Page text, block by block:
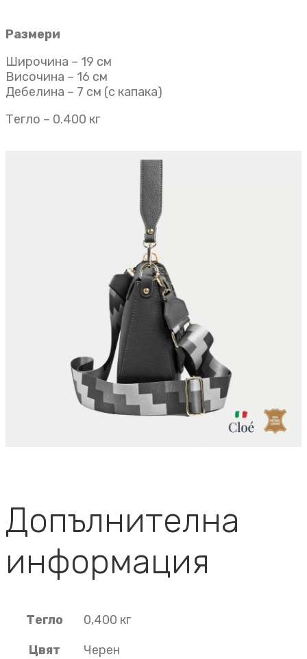
Размери
Широчина – 19 см
Височина – 16 см
Дебелина – 7 см (с капака)
Тегло – 0.400 кг
Допълнителна
информация
Тегло
0,400 кг
Цвят
Черен